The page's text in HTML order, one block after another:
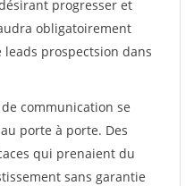
progresser et
obligatoirement
prospectsion dans
communication se
porte à porte. Des
qui prenaient du
sans garantie